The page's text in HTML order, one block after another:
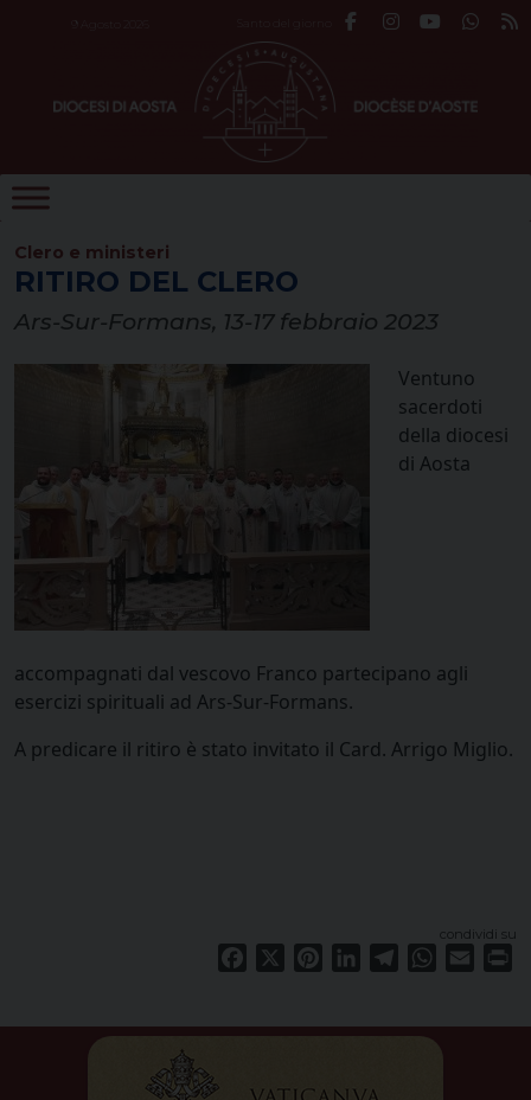
9 Agosto 2026
Clero e ministeri
RITIRO DEL CLERO
Ars-Sur-Formans, 13-17 febbraio 2023
Ventuno
sacerdoti
della diocesi
di Aosta
accompagnati dal vescovo Franco partecipano agli
esercizi spirituali ad Ars-Sur-Formans.
A predicare il ritiro è stato invitato il Card. Arrigo Miglio.
condividi su
Facebook PinterestLinkedInTelegramWhatsApp
Email